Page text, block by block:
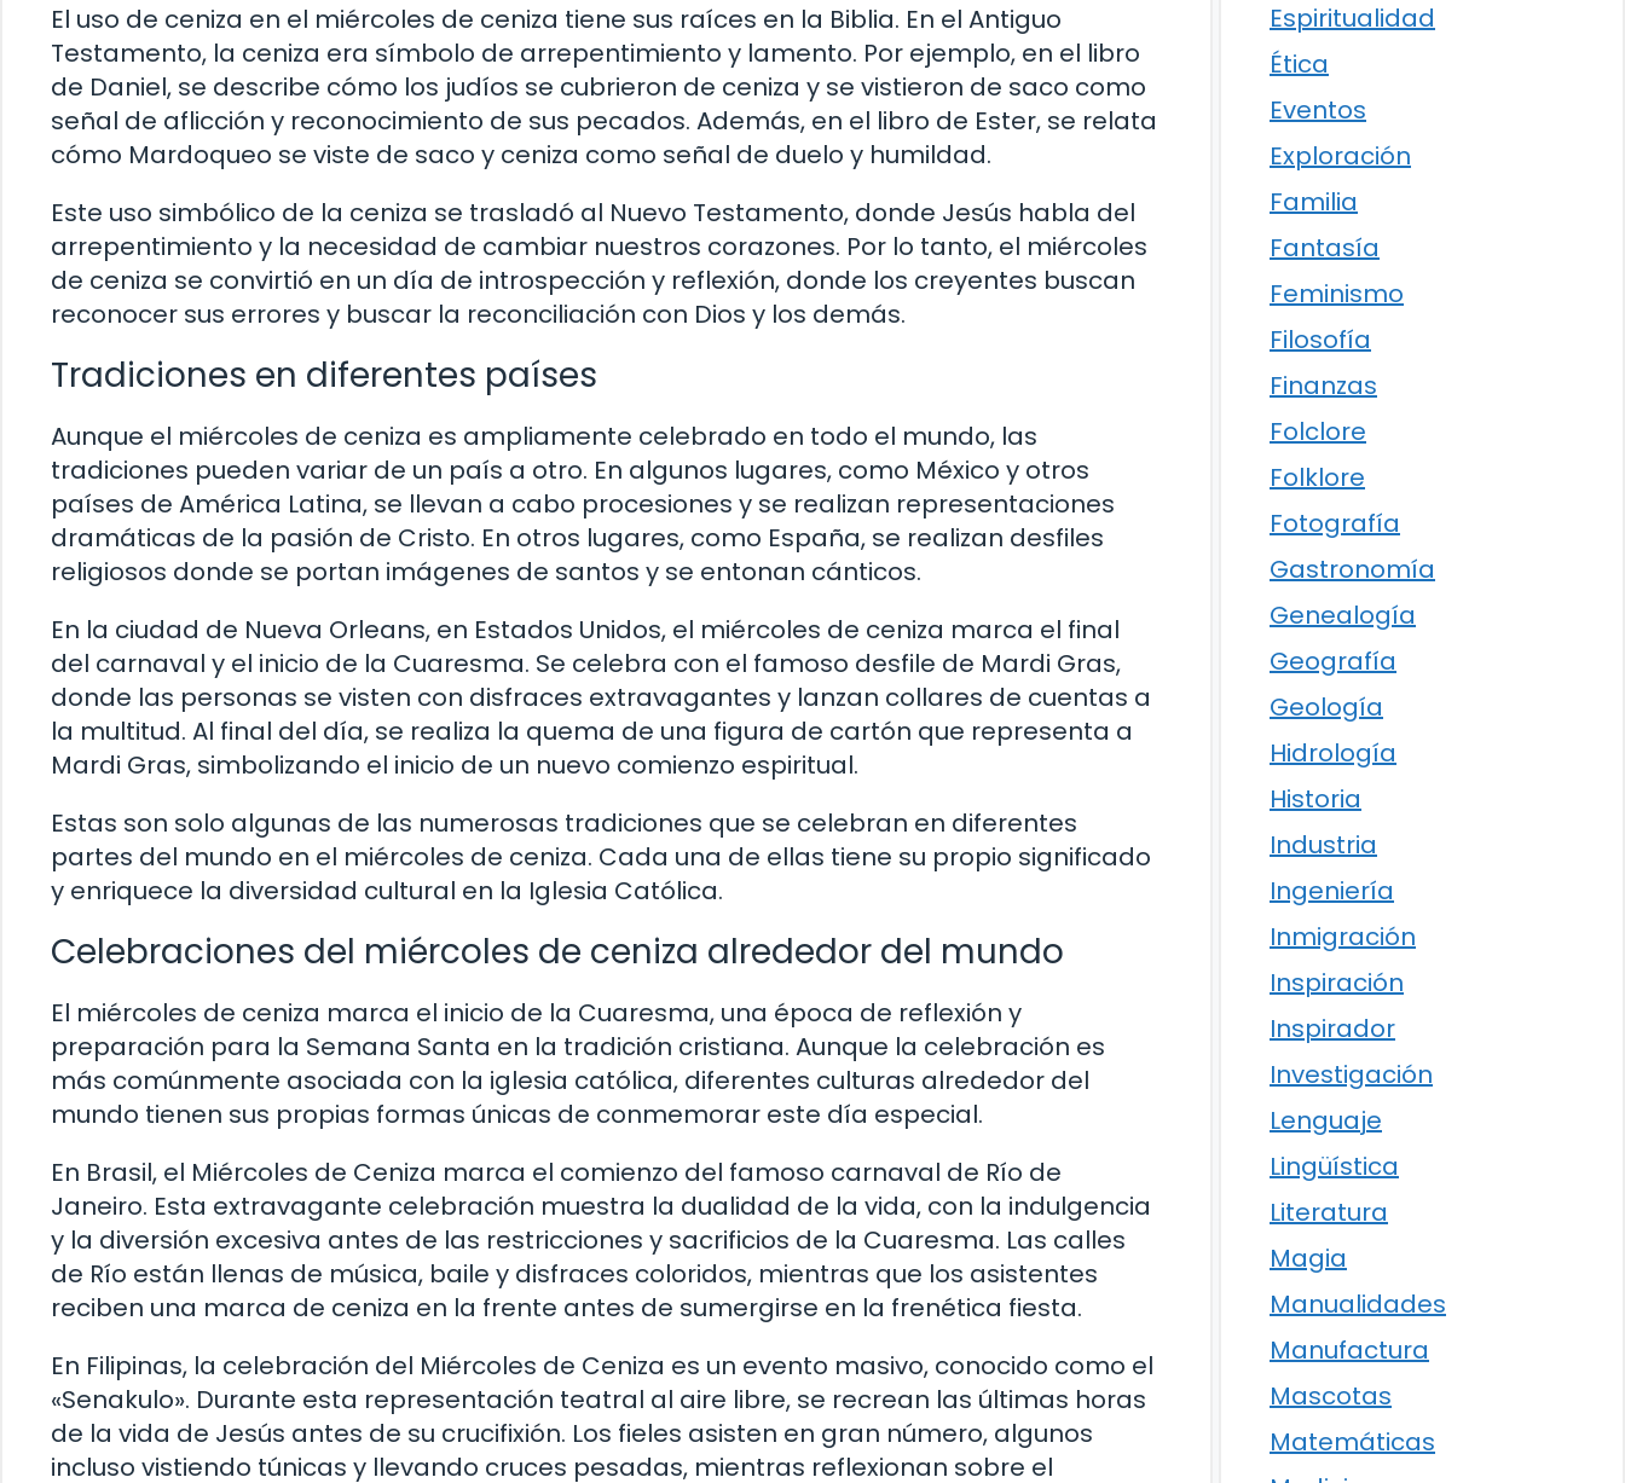
El uso de ceniza en el miércoles de ceniza tiene sus raíces en la Biblia. En el Antiguo
Testamento, la ceniza era símbolo de arrepentimiento y lamento. Por ejemplo, en el libro
de Daniel, se describe cómo los judíos se cubrieron de ceniza y se vistieron de saco como
señal de aflicción y reconocimiento de sus pecados. Además, en el libro de Ester, se relata
cómo Mardoqueo se viste de saco y ceniza como señal de duelo y humildad.
Este uso simbólico de la ceniza se trasladó al Nuevo Testamento, donde Jesús habla del
arrepentimiento y la necesidad de cambiar nuestros corazones. Por lo tanto, el miércoles
de ceniza se convirtió en un día de introspección y reflexión, donde los creyentes buscan
reconocer sus errores y buscar la reconciliación con Dios y los demás.
Tradiciones en diferentes países
Aunque el miércoles de ceniza es ampliamente celebrado en todo el mundo, las
tradiciones pueden variar de un país a otro. En algunos lugares, como México y otros
países de América Latina, se llevan a cabo procesiones y se realizan representaciones
dramáticas de la pasión de Cristo. En otros lugares, como España, se realizan desfiles
religiosos donde se portan imágenes de santos y se entonan cánticos.
En la ciudad de Nueva Orleans, en Estados Unidos, el miércoles de ceniza marca el final
del carnaval y el inicio de la Cuaresma. Se celebra con el famoso desfile de Mardi Gras,
donde las personas se visten con disfraces extravagantes y lanzan collares de cuentas a
la multitud. Al final del día, se realiza la quema de una figura de cartón que representa a
Mardi Gras, simbolizando el inicio de un nuevo comienzo espiritual.
Estas son solo algunas de las numerosas tradiciones que se celebran en diferentes
partes del mundo en el miércoles de ceniza. Cada una de ellas tiene su propio significado
y enriquece la diversidad cultural en la Iglesia Católica.
Celebraciones del miércoles de ceniza alrededor del mundo
El miércoles de ceniza marca el inicio de la Cuaresma, una época de reflexión y
preparación para la Semana Santa en la tradición cristiana. Aunque la celebración es
más comúnmente asociada con la iglesia católica, diferentes culturas alrededor del
mundo tienen sus propias formas únicas de conmemorar este día especial.
En Brasil, el Miércoles de Ceniza marca el comienzo del famoso carnaval de Río de
Janeiro. Esta extravagante celebración muestra la dualidad de la vida, con la indulgencia
y la diversión excesiva antes de las restricciones y sacrificios de la Cuaresma. Las calles
de Río están llenas de música, baile y disfraces coloridos, mientras que los asistentes
reciben una marca de ceniza en la frente antes de sumergirse en la frenética fiesta.
En Filipinas, la celebración del Miércoles de Ceniza es un evento masivo, conocido como el
«Senakulo». Durante esta representación teatral al aire libre, se recrean las últimas horas
de la vida de Jesús antes de su crucifixión. Los fieles asisten en gran número, algunos
incluso vistiendo túnicas y llevando cruces pesadas, mientras reflexionan sobre el
Espiritualidad
Ética
Eventos
Exploración
Familia
Fantasía
Feminismo
Filosofía
Finanzas
Folclore
Folklore
Fotografía
Gastronomía
Genealogía
Geografía
Geología
Hidrología
Historia
Industria
Ingeniería
Inmigración
Inspiración
Inspirador
Investigación
Lenguaje
Lingüística
Literatura
Magia
Manualidades
Manufactura
Mascotas
Matemáticas